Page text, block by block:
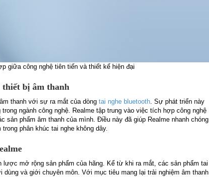
giữa công nghệ tiên tiến và thiết kế hiện đại
thiết bị âm thanh
thanh với sự ra mắt của dòng tai nghe bluetooth. Sự phát triển này
ngành công nghệ. Realme tập trung vào việc tích hợp công nghệ
phẩm âm thanh của mình. Điều này đã giúp Realme nhanh chóng
phân khúc tai nghe không dây.
mở rộng sản phẩm của hãng. Kể từ khi ra mắt, các sản phẩm tai
và giới chuyên môn. Với mục tiêu mang lại trải nghiệm âm thanh